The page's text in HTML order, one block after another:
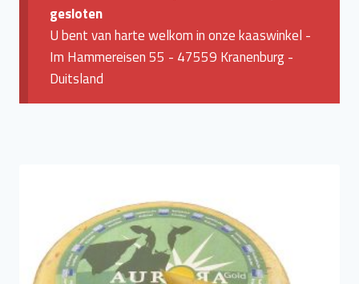
gesloten
U bent van harte welkom in onze kaaswinkel -
Im Hammereisen 55 - 47559 Kranenburg -
Duitsland